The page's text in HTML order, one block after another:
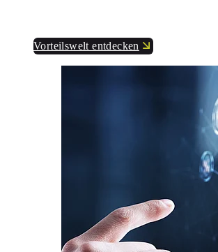
Vorteilswelt entdecken